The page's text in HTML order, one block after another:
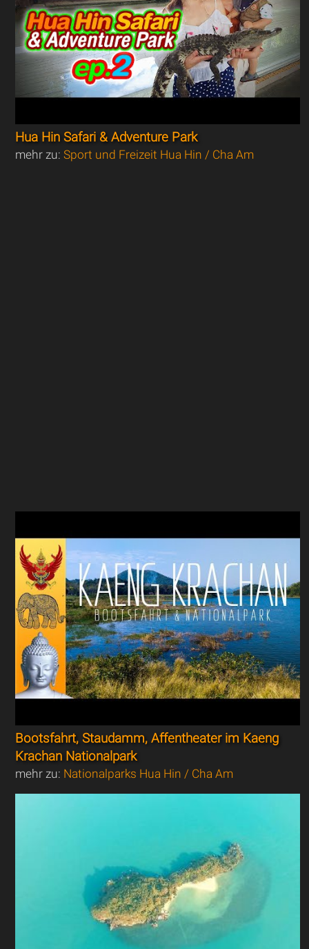
Hua Hin Safari & Adventure Park
mehr zu:Sport und Freizeit Hua Hin / Cha Am
Bootsfahrt, Staudamm, Affentheater im Kaeng
Krachan Nationalpark
mehr zu: Nationalparks Hua Hin / Cha Am